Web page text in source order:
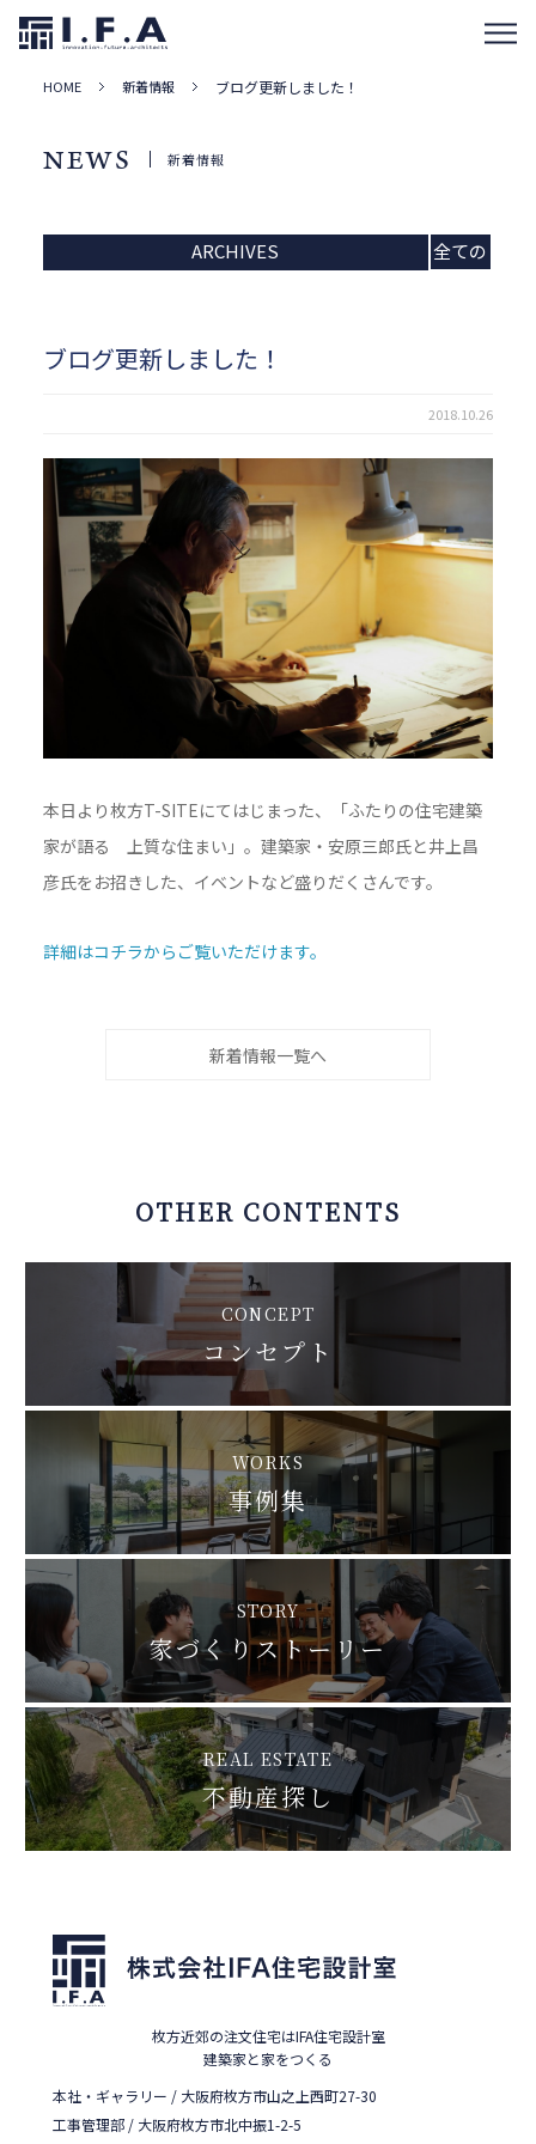
HOME 新着情報 ブログ更新しました！
NEWS 新着情報
ARCHIVES
全ての
ブログ更新しました！
2018.10.26
本日より枚方T-SITEにてはじまった、「ふたりの住宅建築
家が語る 上質な住まい」。建築家・安原三郎氏と井上昌
彦氏をお招きした、イベントなど盛りだくさんです。
詳細はコチラからご覧いただけます。
新着情報一覧へ
OTHER CONTENTS
CONCEPT
コンセプト
WORKS
事例集
STORY
家づくりストーリー
REAL ESTATE
不動産探し
枚方近郊の注文住宅はIFA住宅設計室
建築家と家をつくる
本社・ギャラリー / 大阪府枚方市山之上西町27-30
工事管理部 / 大阪府枚方市北中振1-2-5